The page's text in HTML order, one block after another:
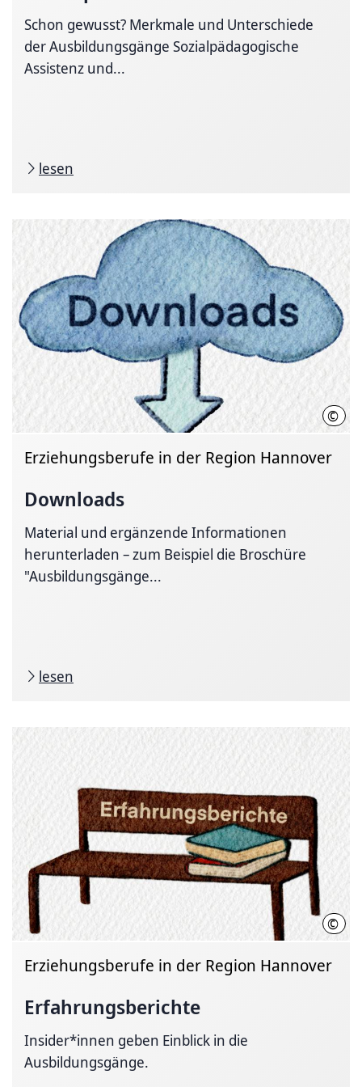
Schon gewusst? Merkmale und Unterschiede
der Ausbildungsgänge Sozialpädagogische
Assistenz und...
lesen
©
Erziehungsberufe in der Region Hannover
Downloads
Material und ergänzende Informationen
herunterladen – zum Beispiel die Broschüre
"Ausbildungsgänge...
lesen
©
Erziehungsberufe in der Region Hannover
Erfahrungsberichte
Insider*innen geben Einblick in die
Ausbildungsgänge.